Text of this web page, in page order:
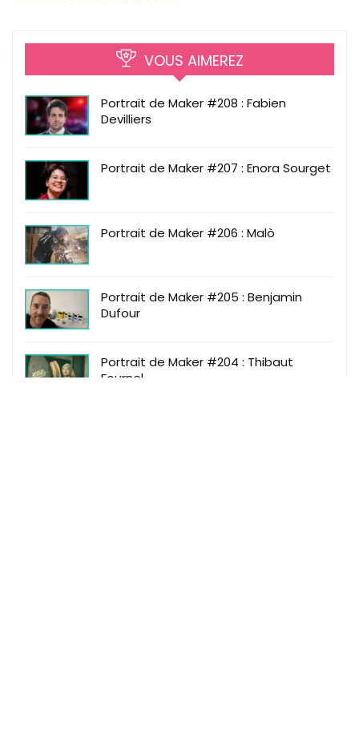
VOUS AIMEREZ
Portrait de Maker #208 : Fabien
Devilliers
Portrait de Maker #207 : Enora Sourget
Portrait de Maker #206 : Malò
Portrait de Maker #205 : Benjamin
Dufour
Portrait de Maker #204 : Thibaut
Fournel